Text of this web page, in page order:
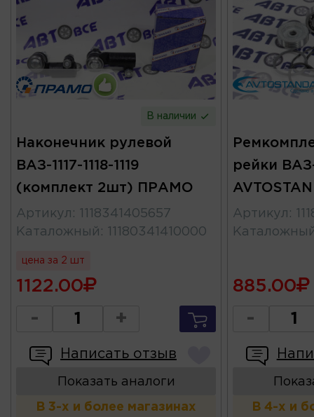
В наличии
Наконечник рулевой
ВАЗ-1117-1118-1119
(комплект 2шт) ПРАМО
Артикул :
1118341405657
Каталожный : 11180341410000
цена за 2 шт
1122.00
- +
Написать отзыв
Показать аналоги
В 3-х и более магазинах
рейки ВАЗ-
Артикул :
885.00
-
В 4-х и